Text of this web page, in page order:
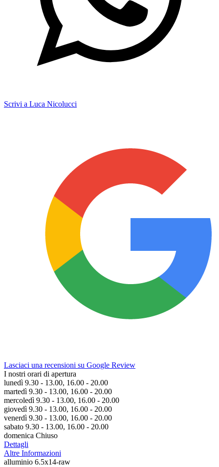
Scrivi a Luca Nicolucci
Lasciaci una recensioni su Google Review
I nostri orari di apertura
lunedì 9.30 - 13.00, 16.00 - 20.00
martedì 9.30 - 13.00, 16.00 - 20.00
mercoledì 9.30 - 13.00, 16.00 - 20.00
giovedì 9.30 - 13.00, 16.00 - 20.00
venerdì 9.30 - 13.00, 16.00 - 20.00
sabato 9.30 - 13.00, 16.00 - 20.00
domenica Chiuso
Dettagli
Altre Informazioni
alluminio 6.5x14-raw